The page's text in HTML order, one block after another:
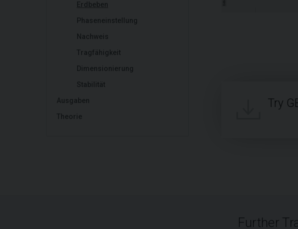
Erdbeben
Phaseneinstellung
Nachweis
Tragfähigkeit
Dimensionierung
Stabilität
Ausgaben
Theorie
Try
Further